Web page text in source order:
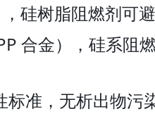
硅树脂阻燃剂可
合金），硅系
准，无析出物污